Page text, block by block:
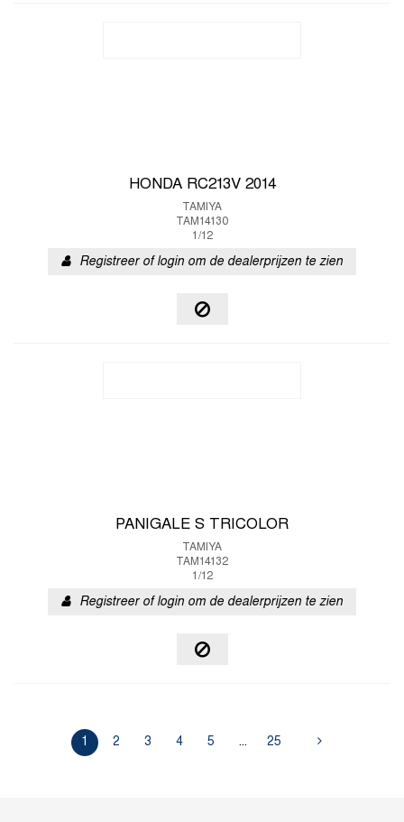
HONDA RC213V 2014
TAMIYA
TAM14130
1/12
Registreer of login om de dealerprijzen te zien
PANIGALE S TRICOLOR
TAMIYA
TAM14132
1/12
Registreer of login om de dealerprijzen te zien
1 2 3 4 5 ... 25